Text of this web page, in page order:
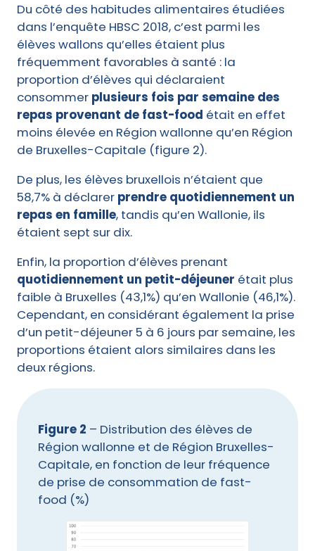
Du côté des habitudes alimentaires étudiées
dans l’enquête HBSC 2018, c’est parmi les
élèves wallons qu’elles étaient plus
fréquemment favorables à santé : la
proportion d’élèves qui déclaraient
consommer plusieurs fois par semaine des
repas provenant de fast-food était en effet
moins élevée en Région wallonne qu’en Région
de Bruxelles-Capitale (figure 2).
De plus, les élèves bruxellois n’étaient que
58,7% à déclarer prendre quotidiennement un
repas en famille, tandis qu’en Wallonie, ils
étaient sept sur dix.
Enfin, la proportion d’élèves prenant
quotidiennement un petit-déjeuner était plus
faible à Bruxelles (43,1%) qu’en Wallonie (46,1%).
Cependant, en considérant également la prise
d’un petit-déjeuner 5 à 6 jours par semaine, les
proportions étaient alors similaires dans les
deux régions.
Figure 2 – Distribution des élèves de
Région wallonne et de Région Bruxelles-
Capitale, en fonction de leur fréquence
de prise de consommation de fast-
food (%)